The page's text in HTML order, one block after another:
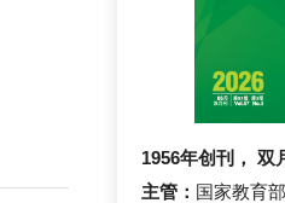
1956年创刊， 双
主管： 国家教育部